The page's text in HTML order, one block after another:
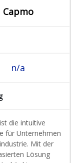
Capmo
n/a
die intuitive
für Unternehmen
Mit der
Lösung